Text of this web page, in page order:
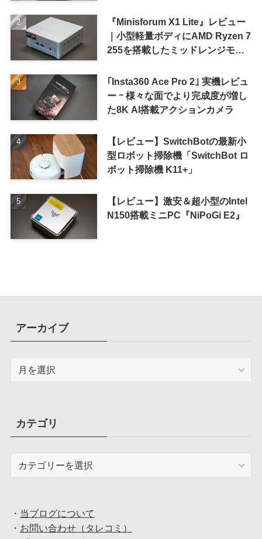
『Minisforum X1 Lite』レビュー
｜小型軽量ボディにAMD Ryzen 7
255を搭載したミッドレンジモデ
｢Insta360 Ace Pro 2｣ 実機レビュ
ー ｰ 様々な面でより完成度が増し
た8K AI搭載アクションカメラ
【レビュー】SwitchBotの最新小
型ロボット掃除機「SwitchBot ロ
ボット掃除機 K11+」
【レビュー】激安＆超小型のIntel
N150搭載ミニPC『NiPoGi E2』
アーカイブ
ブカテゴリ
・ 当ブログについて
・ お問い合わせ（タレコミ）